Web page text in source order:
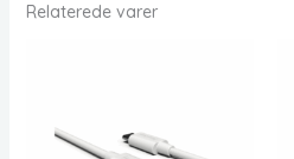
Relaterede varer